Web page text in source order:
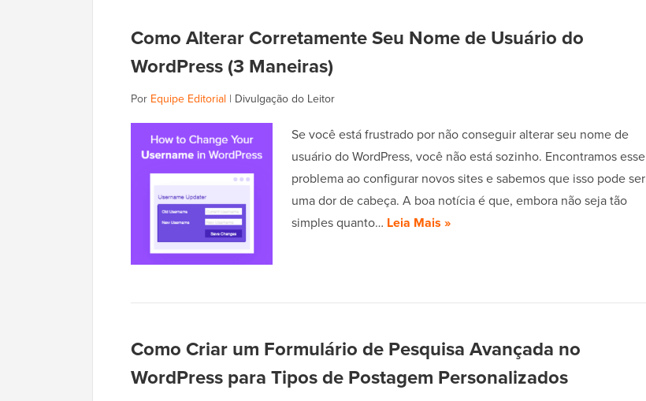
Como Alterar Corretamente Seu Nome de Usuário do
WordPress (3 Maneiras)
Por Equipe Editorial | Divulgação do Leitor
Se você está frustrado por não conseguir alterar seu nome de
usuário do WordPress, você não está sozinho. Encontramos esse
problema ao configurar novos sites e sabemos que isso pode ser
uma dor de cabeça. A boa notícia é que, embora não seja tão
simples quanto… Leia Mais »
Como Criar um Formulário de Pesquisa Avançada no
WordPress para Tipos de Postagem Personalizados